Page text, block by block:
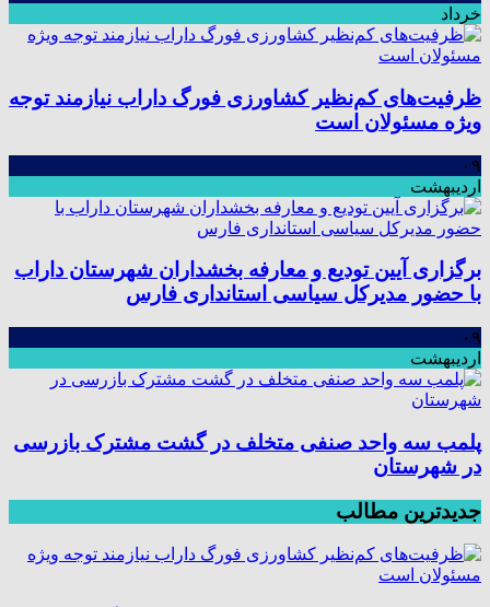
خرداد
ظرفیت‌های کم‌نظیر کشاورزی فورگ داراب نیازمند توجه
ویژه مسئولان است
۰۹
اردیبهشت
برگزاری آیین تودیع و معارفه بخشداران شهرستان داراب
با حضور مدیرکل سیاسی استانداری فارس
۰۹
اردیبهشت
پلمب سه واحد صنفی متخلف در گشت مشترک بازرسی
در شهرستان
جدیدترین مطالب